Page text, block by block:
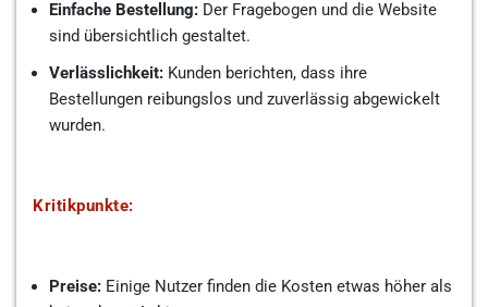
Einfache Bestellung: Der Fragebogen und die Website
sind übersichtlich gestaltet.
Verlässlichkeit: Kunden berichten, dass ihre
Bestellungen reibungslos und zuverlässig abgewickelt
wurden.
Kritikpunkte:
Preise: Einige Nutzer finden die Kosten etwas höher als